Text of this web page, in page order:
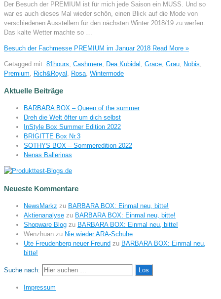
Der Besuch der PREMIUM ist für mich jede Saison ein MUSS. Und so
war es auch dieses Mal wieder schön, einen Blick auf die Mode von
verschiedenen Ausstellern für den nächsten Winter 2018/19 zu werfen.
Das kalte Wetter machte so …
Besuch der Fachmesse PREMIUM im Januar 2018 Read More »
Getagged mit: 81hours, Cashmere, Dea Kubidal , Grace, Grau, Nobis,
Premium, Rich&Royal , Rosa, Wintermode
Aktuelle Beiträge
BARBARA BOX – Queen of the summer
Dreh die Welt öfter um dich selbst
InStyle Box Summer Edition 2022
BRIGITTE Box Nr.3
SOTHYS BOX – Sommeredition 2022
Nenas Ballerinas
Neueste Kommentare
NewsMarkz zu BARBARA BOX: Einmal neu, bitte!
Aktienanalyse zu BARBARA BOX: Einmal neu, bitte!
Shopware Blog zu BARBARA BOX: Einmal neu, bitte!
Wenzhuan zu Nie wieder ARA-Schuhe
Ute Freudenberg neuer Freund zu BARBARA BOX: Einmal neu,
bitte!
Suche nach:
Impressum